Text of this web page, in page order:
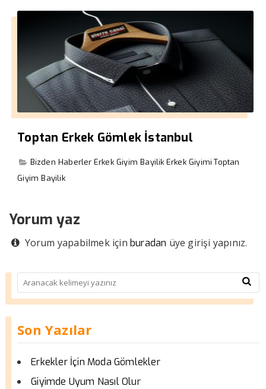
Toptan Erkek Gömlek İstanbul
Bizden Haberler Erkek Giyim Bayilik Erkek Giyimi Toptan
Giyim Bayilik
Yorum yaz
Yorum yapabilmek için buradan üye girişi yapınız.
Son Yazılar
Erkekler İçin Moda Gömlekler
Giyimde Uyum Nasıl Olur